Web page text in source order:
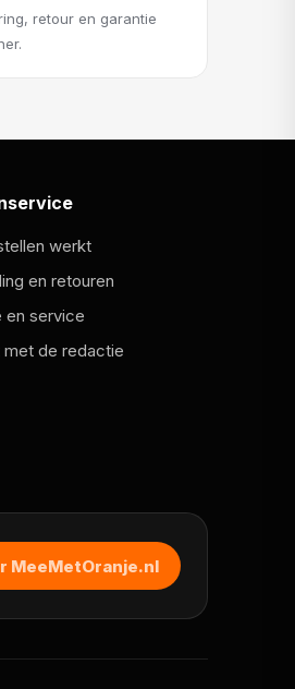
retour en garantie
werkt
en retouren
en service
de redactie
MeeMetOranje.nl